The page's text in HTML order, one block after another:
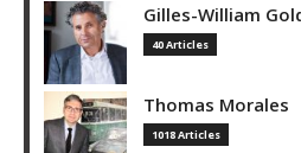
Gilles-William
40 Articles
Thomas Morales
1018 Articles